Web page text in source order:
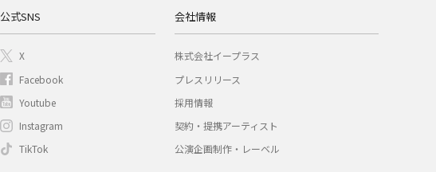
公式SNS
X
Facebook
Youtube
Instagram
TikTok
会社情報
株式会社イープラス
プレスリリース
採用情報
契約・提携アーティスト
公演企画制作・レーベル